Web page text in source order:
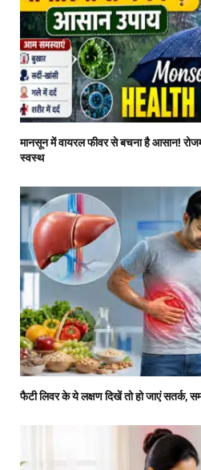
मानसून में वायरल फीवर से बचना है आसान!
स्वस्थ
फैटी लिवर के ये लक्षण दिखें तो हो जाएं सतर्क,